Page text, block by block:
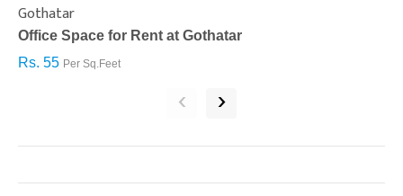
Gothatar
Office Space for Rent at Gothatar
Rs. 55 Per Sq.Feet
‹ ›